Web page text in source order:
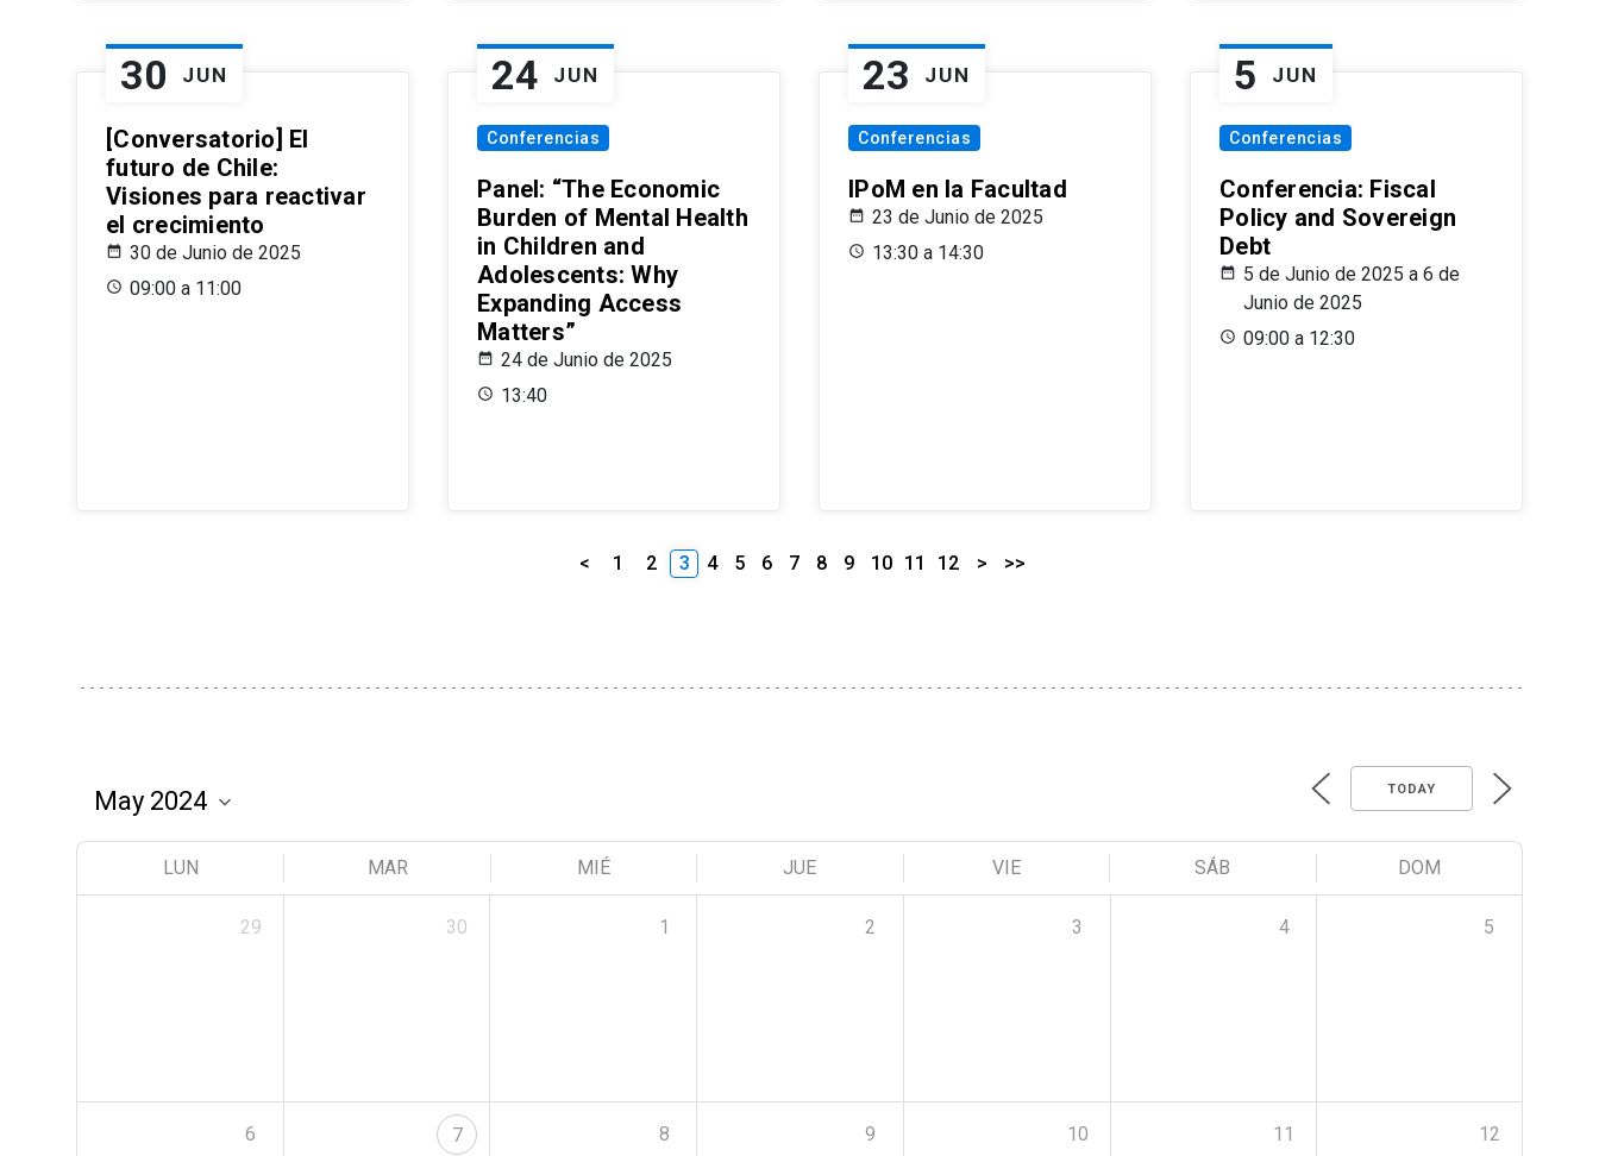
30 JUN
[Conversatorio] El
futuro de Chile:
Visiones para reactivar
el crecimiento
30 de Junio de 2025
09:00 a 11:00
24 JUN
Conferencias
Panel: “The Economic
Burden of Mental Health
in Children and
Adolescents: Why
Expanding Access
Matters”
24 de Junio de 2025
13:40
23 JUN
Conferencias
IPoM en la Facultad
23 de Junio de 2025
13:30 a 14:30
5 JUN
Conferencias
Conferencia: Fiscal
Policy and Sovereign
Debt
5 de Junio de 2025 a 6 de
Junio de 2025
09:00 a 12:30
< 1 2 3 4 5 6 7 8 9 10 11 12 > >>
TODAY
LUN MAR MIÉ JUE VIE SÁB DOM
29 30 1 2 3 4 5
6 7 8 9 10 11 12